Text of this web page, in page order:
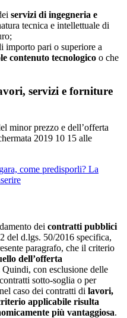
servizi di ingegneria e
tecnica e intellettuale di
importo pari o superiore a
contenuto tecnologico o che
servizi e forniture
come predisporli? La
dei contratti pubblici
del d.lgs. 50/2016 specifica,
paragrafo, che il criterio
dell’offerta
Quindi, con esclusione delle
sotto-soglia o per
caso dei contratti di lavori,
applicabile risulta
più vantaggiosa.